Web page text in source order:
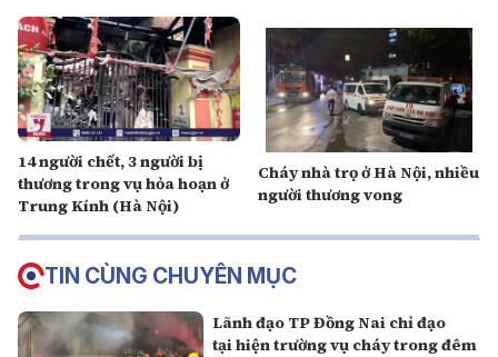
14 người chết, 3 người bị
thương trong vụ hỏa hoạn ở
Trung Kính (Hà Nội)
Cháy nhà trọ ở Hà Nội, nhiều
người thương vong
TIN CÙNG CHUYÊN MỤC
Lãnh đạo TP Đồng Nai chỉ đạo
tại hiện trường vụ cháy trong đêm